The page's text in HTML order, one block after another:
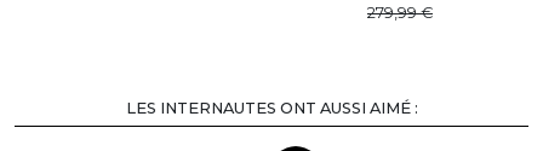
279,99
LES INTERNAUTES ONT AUSSI AIMÉ :